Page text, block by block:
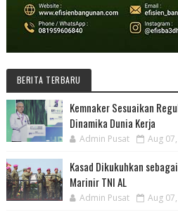
BERITA TERBARU
Kemnaker Sesuaikan
Dinamika Dunia Kerja
Admin Pusat Aug
Kasad Dikukuhkan
Marinir TNI AL
Admin Pusat Aug